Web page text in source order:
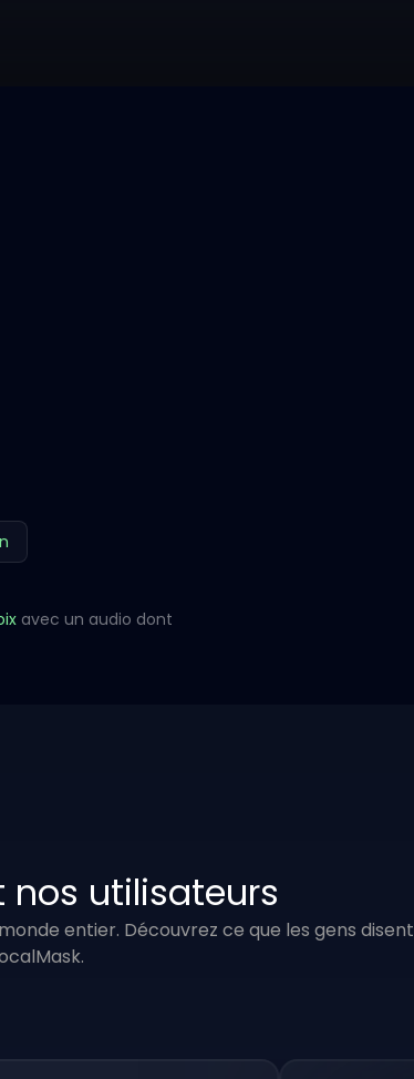
avec un audio dont
nos utilisateurs
entier. Découvrez ce que les gens disent